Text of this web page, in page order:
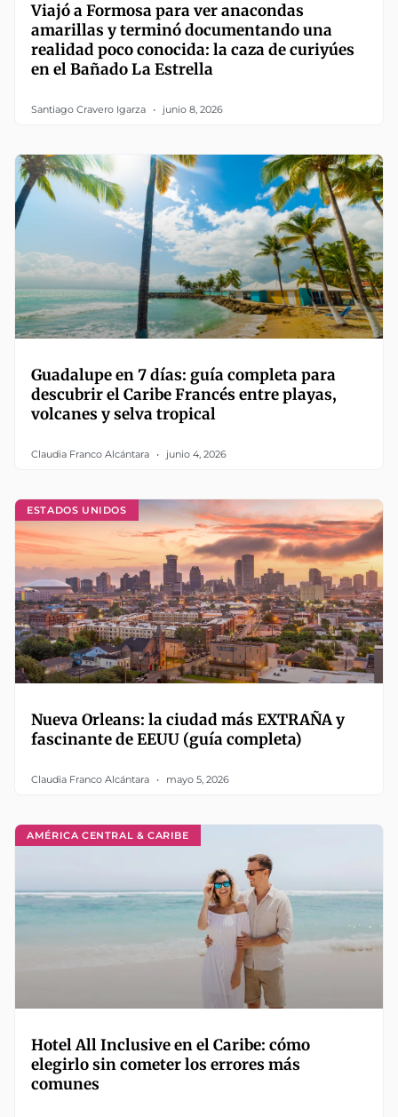
Viajó a Formosa para ver anacondas
amarillas y terminó documentando una
realidad poco conocida: la caza de curiyúes
en el Bañado La Estrella
Santiago Cravero Igarza junio 8, 2026
Guadalupe en 7 días: guía completa para
descubrir el Caribe Francés entre playas,
volcanes y selva tropical
Claudia Franco Alcántara junio 4, 2026
ESTADOS UNIDOS
Nueva Orleans: la ciudad más EXTRAÑA y
fascinante de EEUU (guía completa)
Claudia Franco Alcántara mayo 5, 2026
AMÉRICA CENTRAL & CARIBE
Hotel All Inclusive en el Caribe: cómo
elegirlo sin cometer los errores más
comunes